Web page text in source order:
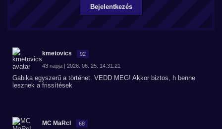
Bejelentkezés
kmetovics 92
43 napja | 2026. 06. 25. 14:31:21
Gabika egyszerű a történet. VEDD MEG! Akkor biztos, h benne
lesznek a frissítések
MC MaRcI 68